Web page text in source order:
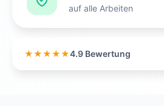
auf alle Arbeiten
★★★★★4.9 Bewertung